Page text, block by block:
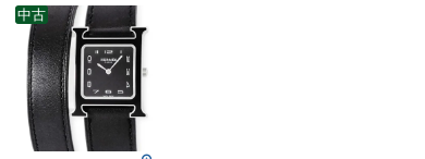
中古